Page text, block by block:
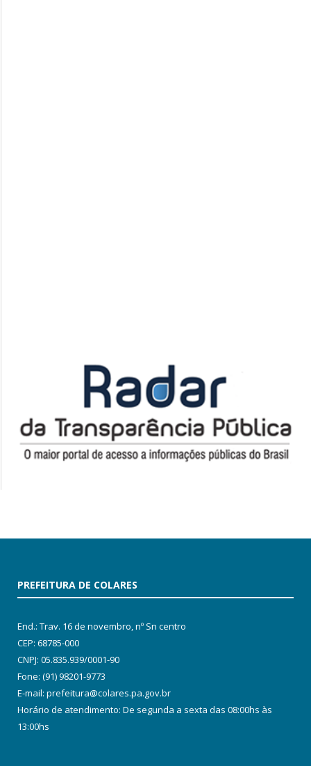
PREFEITURA DE COLARES
End.: Trav. 16 de novembro, nº Sn centro
CEP: 68785-000
CNPJ: 05.835.939/0001-90
Fone: (91) 98201-9773
E-mail: prefeitura@colares.pa.gov.br
Horário de atendimento: De segunda a sexta das 08:00hs às
13:00hs